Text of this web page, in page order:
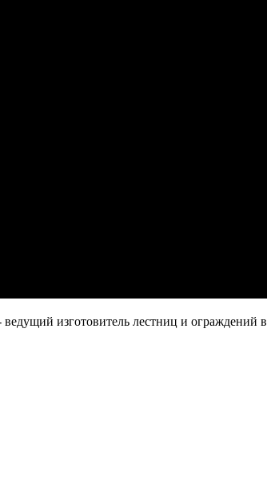
изготовитель лестниц и ограждений в